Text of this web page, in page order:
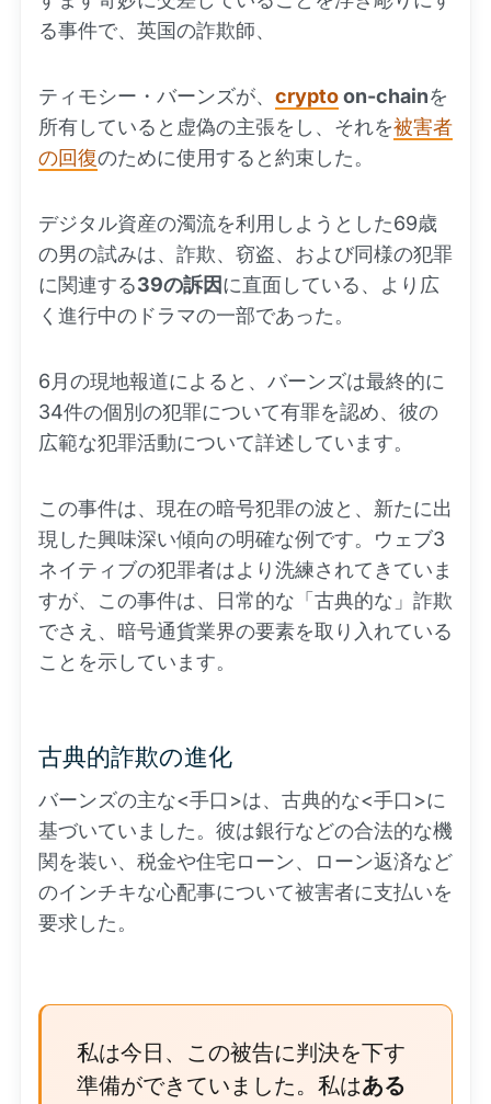
る事件で、英国の詐欺師、
ティモシー・バーンズが、 cryptoon-chainを
所有していると虚偽の主張をし、それを被害者
の回復のために使用すると約束した。
デジタル資産の濁流を利用しようとした69歳
の男の試みは、詐欺、窃盗、および同様の犯罪
に関連する39の訴因に直面している、より広
く進行中のドラマの一部であった。
6月の現地報道によると、バーンズは最終的に
34件の個別の犯罪について有罪を認め、彼の
広範な犯罪活動について詳述しています。
この事件は、現在の暗号犯罪の波と、新たに出
現した興味深い傾向の明確な例です。ウェブ3
ネイティブの犯罪者はより洗練されてきていま
すが、この事件は、日常的な「古典的な」詐欺
でさえ、暗号通貨業界の要素を取り入れている
ことを示しています。
古典的詐欺の進化
バーンズの主な<手口>は、古典的な<手口>に
基づいていました。彼は銀行などの合法的な機
関を装い、税金や住宅ローン、ローン返済など
のインチキな心配事について被害者に支払いを
要求した。
私は今日、この被告に判決を下す
準備ができていました。私はある